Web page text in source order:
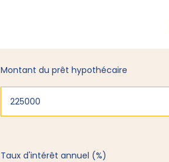
Montant du prêt hypothécaire
Taux d'intérêt annuel (%)